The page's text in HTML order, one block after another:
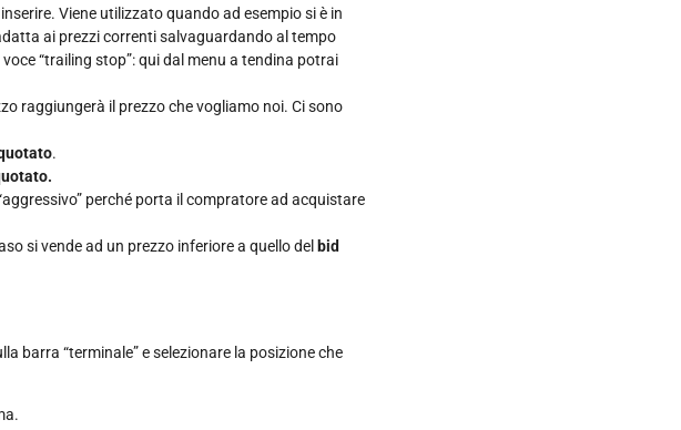
Viene utilizzato quando ad esempio si è in
ai prezzi correnti salvaguardando al tempo
“trailing stop”: qui dal menu a tendina potrai
raggiungerà il prezzo che vogliamo noi. Ci sono
.
perché porta il compratore ad acquistare
si vende ad un prezzo inferiore a quello delbid
barra “terminale” e selezionare la posizione che